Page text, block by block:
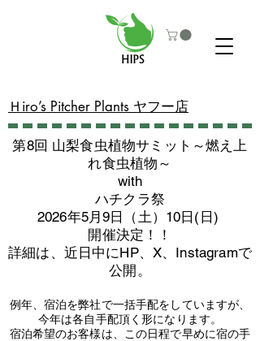
​Ｈiro’s Pitcher Plants ヤフー店
第8回 山梨食虫植物サミット～燃え上
れ食虫植物～
with
​ハチクラ祭
2026年5月9日（土）10日(日)
​開催決定！！
詳細は、近日中にHP、X、Instagramで
公開。
例年、宿泊を弊社で一括手配をしていますが、
今年は各自手配頂く形になります。
​宿泊希望のお客様は、この日程で早めに宿の手